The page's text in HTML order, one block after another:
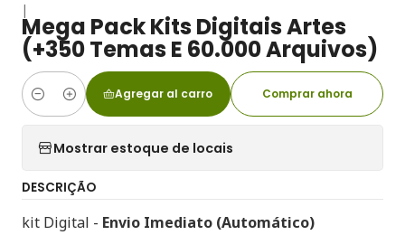
|
Mega Pack Kits Digitais Artes
(+350 Temas E 60.000 Arquivos)
Cantidad
Agregar al carro Comprar ahora
Mostrar estoque de locais
DESCRIÇÃO
kit Digital - Envio Imediato (Automático)